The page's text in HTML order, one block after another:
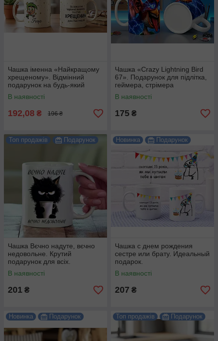
Чашка іменна «Найкращому
хрещеному». Відмінний
подарунок на будь-який
привід.
В наявності
192,08 ₴ 196 ₴
Чашка «Crazy Lightning Bird
67». Подарунок для підлітка,
геймера, стрімера
В наявності
175 ₴
Топ продажів Подарунок
Чашка Вєчно надуте, вєчно
недовольне. Крутий
подарунок для всіх.
В наявності
201 ₴
Новинка Подарунок
Чашка с днем рождения
сестре или брату. Идеальный
подарок.
В наявності
207 ₴
Новинка Подарунок Топ продажів Подарунок